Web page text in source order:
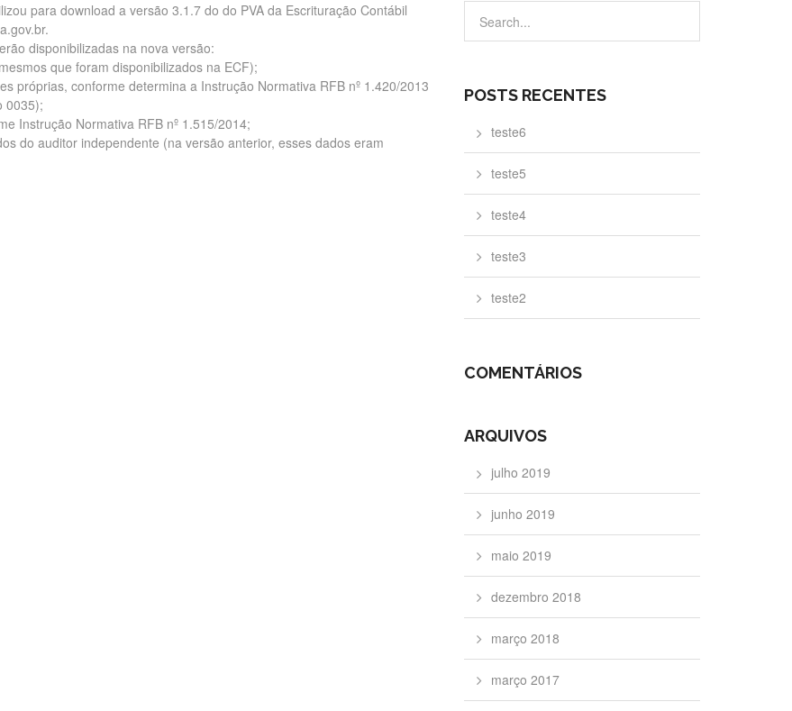
para download a versão 3.1.7 do do PVA da Escrituração Contábil
disponibilizadas na nova versão:
que foram disponibilizados na ECF);
próprias, conforme determina a Instrução Normativa RFB nº 1.420/2013
0035);
Instrução Normativa RFB nº 1.515/2014;
do auditor independente (na versão anterior, esses dados eram
POSTS RECENTES
teste6
teste5
teste4
teste3
teste2
COMENTÁRIOS
ARQUIVOS
julho 2019
junho 2019
maio 2019
dezembro 2018
março 2018
março 2017